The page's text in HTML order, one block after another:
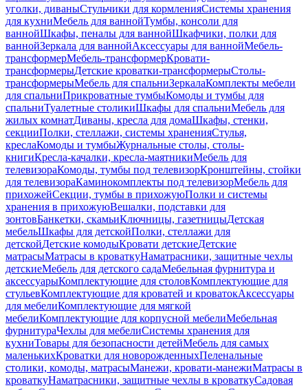
уголки, диваныСтульчики для кормленияСистемы хранения
для кухниМебель для ваннойТумбы, консоли для
ваннойШкафы, пеналы для ваннойШкафчики, полки для
ваннойЗеркала для ваннойАксессуары для ваннойМебель-
трансформерМебель-трансформерКровати-
трансформерыДетские кроватки-трансформерыСтолы-
трансформерыМебель для спальниЗеркалаКомплекты мебели
для спальниПрикроватные тумбыКомоды и тумбы для
спальниТуалетные столикиШкафы для спальниМебель для
жилых комнатДиваны, кресла для домаШкафы, стенки,
секцииПолки, стеллажи, системы храненияСтулья,
креслаКомоды и тумбыЖурнальные столы, столы-
книгиКресла-качалки, кресла-маятникиМебель для
телевизораКомоды, тумбы под телевизорКронштейны, стойки
для телевизораКаминокомплекты под телевизорМебель для
прихожейСекции, тумбы в прихожуюПолки и системы
хранения в прихожуюВешалки, подставки для
зонтовБанкетки, скамьиКлючницы, газетницыДетская
мебельШкафы для детскойПолки, стеллажи для
детскойДетские комодыКровати детскиеДетские
матрасыМатрасы в кроваткуНаматрасники, защитные чехлы
детскиеМебель для детского садаМебельная фурнитура и
аксессуарыКомплектующие для столовКомплектующие для
стульевКомплектующие для кроватей и кроватокАксессуары
для мебелиКомплектующие для мягкой
мебелиКомплектующие для корпусной мебелиМебельная
фурнитураЧехлы для мебелиСистемы хранения для
кухниТовары для безопасности детейМебель для самых
маленькихКроватки для новорожденныхПеленальные
столики, комоды, матрасыМанежи, кровати-манежиМатрасы в
кроваткуНаматрасники, защитные чехлы в кроваткуСадовая